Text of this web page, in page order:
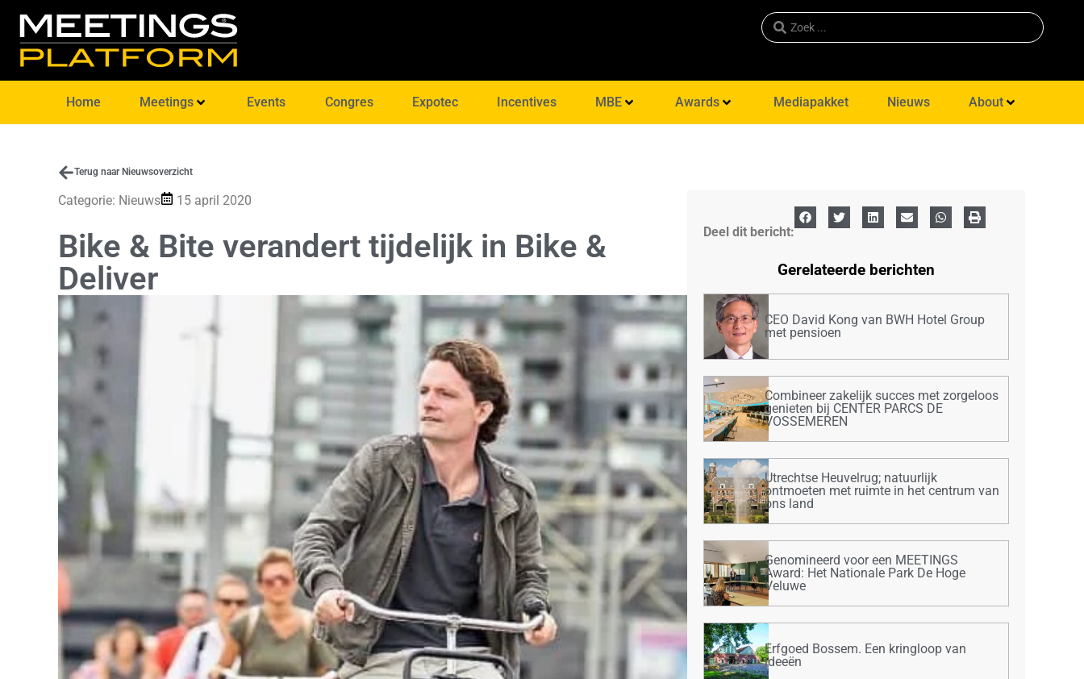
Home Meetings Events Congres Expotec Incentives MBE Awards Mediapakket Nieuws About
Terug naar Nieuwsoverzicht
Categorie: Nieuws 15 april 2020
Bike & Bite verandert tijdelijk in Bike &
Deliver
Deel dit bericht:
Gerelateerde berichten
CEO David Kong van BWH Hotel Group
met pensioen
Combineer zakelijk succes met zorgeloos
genieten bij CENTER PARCS DE
VOSSEMEREN
Utrechtse Heuvelrug; natuurlijk
ontmoeten met ruimte in het centrum van
ons land
Genomineerd voor een MEETINGS
Award: Het Nationale Park De Hoge
Veluwe
Erfgoed Bossem. Een kringloop van
ideeën